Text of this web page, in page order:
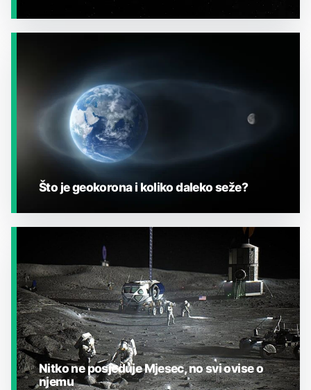
JESTE LI ZNALI?
Što je geokorona i koliko daleko seže?
Nitko ne posjeduje Mjesec, no svi ovise o
njemu